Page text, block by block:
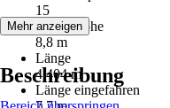
15
Arbeitshöhe
8,8 m
Länge
4,404 m
Länge eingefahren
Mehr anzeigen
Beschreibung